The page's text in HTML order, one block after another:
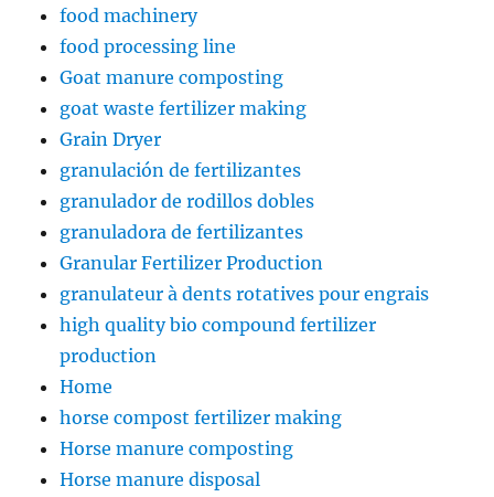
food machinery
food processing line
Goat manure composting
goat waste fertilizer making
Grain Dryer
granulación de fertilizantes
granulador de rodillos dobles
granuladora de fertilizantes
Granular Fertilizer Production
granulateur à dents rotatives pour engrais
high quality bio compound fertilizer
production
Home
horse compost fertilizer making
Horse manure composting
Horse manure disposal